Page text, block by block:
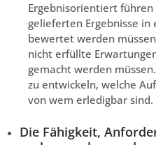
Ergebnisorientiert
gelieferten Ergebnisse
bewertet werden
nicht erfüllte
gemacht werden
zu entwickeln, welche
von wem erledigbar sind.
Die Fähigkeit,